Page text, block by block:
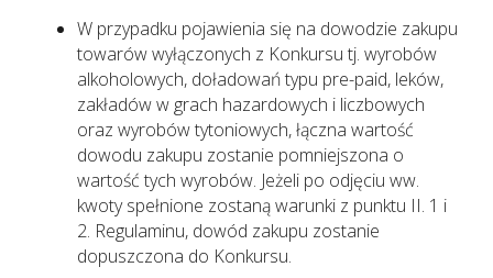
W przypadku pojawienia się na dowodzie zakupu
towarów wyłączonych z Konkursu tj. wyrobów
alkoholowych, doładowań typu pre-paid, leków,
zakładów w grach hazardowych i liczbowych
oraz wyrobów tytoniowych, łączna wartość
dowodu zakupu zostanie pomniejszona o
wartość tych wyrobów. Jeżeli po odjęciu ww.
kwoty spełnione zostaną warunki z punktu II. 1 i
2. Regulaminu, dowód zakupu zostanie
dopuszczona do Konkursu.